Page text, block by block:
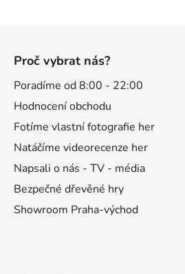
Proč vybrat nás?
Poradíme od 8:00 - 22:00
Hodnocení obchodu
Fotíme vlastní fotografie her
Natáčíme videorecenze her
Napsali o nás - TV - média
Bezpečné dřevěné hry
Showroom Praha-východ